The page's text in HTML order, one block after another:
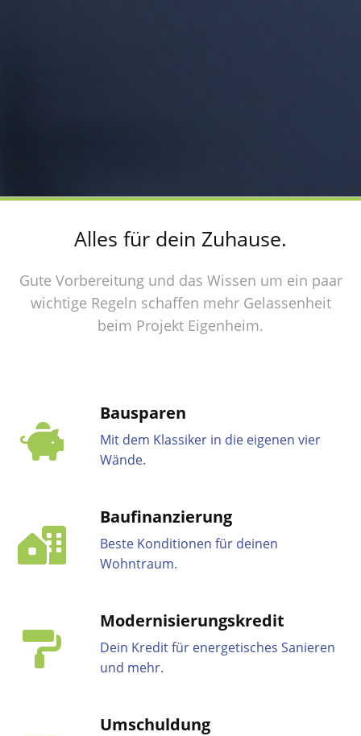
Alles für dein Zuhause.
Gute Vorbereitung und das Wissen um ein paar
wichtige Regeln schaffen mehr Gelassenheit
beim Projekt Eigenheim.
Bausparen
Mit dem Klassiker in die eigenen vier
Wände.
Baufinanzierung
Beste Konditionen für deinen
Wohntraum.
Modernisierungskredit
Dein Kredit für energetisches Sanieren
und mehr.
Umschuldung